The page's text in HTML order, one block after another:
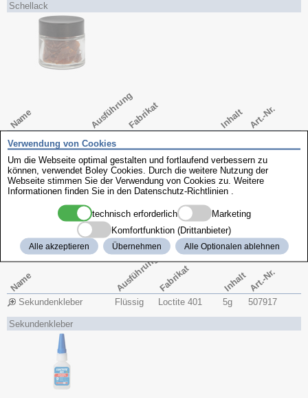
Schellack
Name AusführungFabrikat Inhalt Art.-Nr.
Schellack braun
Sekundenkleber
Name AusführungFabrikat Inhalt Art.-Nr.
Sekundenkleber Flüssig Loctite 401 5g 507917
Sekundenkleber
Verwendung von Cookies
Um die Webseite optimal gestalten und fortlaufend verbessern zu
können, verwendet Boley Cookies. Durch die weitere Nutzung der
Webseite stimmen Sie der Verwendung von Cookies zu. Weitere
Informationen finden Sie in den Datenschutz-Richtlinien
technisch erforderlich
Marketing
Komfortfunktion (Drittanbieter)
Alle akzeptieren Übernehmen Alle Optionalen ablehnen